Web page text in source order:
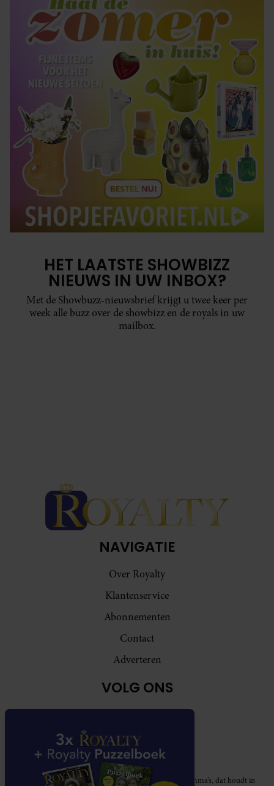
HET LAATSTE SHOWBIZZ
NIEUWS IN UW INBOX?
Met de Showbuzz-nieuwsbrief krijgt u twee keer per
week alle buzz over de showbizz en de royals in uw
mailbox.
NAVIGATIE
Over Royalty
Klantenservice
Abonnementen
Contact
Adverteren
VOLG ONS
Royalty participeert in diverse affiliate marketing programma’s, dat houdt in